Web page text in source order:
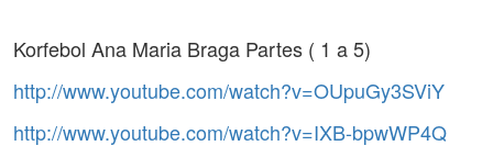
Korfebol Ana Maria Braga Partes ( 1 a 5)
http://www.youtube.com/watch?v=OUpuGy3SViY
http://www.youtube.com/watch?v=IXB-bpwWP4Q